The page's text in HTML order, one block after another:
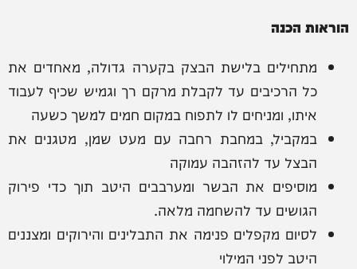
הוראות הכנה
מתחילים בלישת הבצק בקערה גדולה, מאחדים את
כל הרכיבים עד לקבלת מרקם רך וגמיש שכיף לעבוד
איתו, ומניחים לו לתפוח במקום חמים למשך כשעה
במקביל, במחבת רחבה עם מעט שמן, מטגנים את
הבצל עד להזהבה עמוקה
מוסיפים את הבשר ומערבבים היטב תוך כדי פירוק
הגושים עד להשחמה מלאה.
לסיום מקפלים פנימה את התבלינים והירוקים ומצננים
היטב לפני המילוי